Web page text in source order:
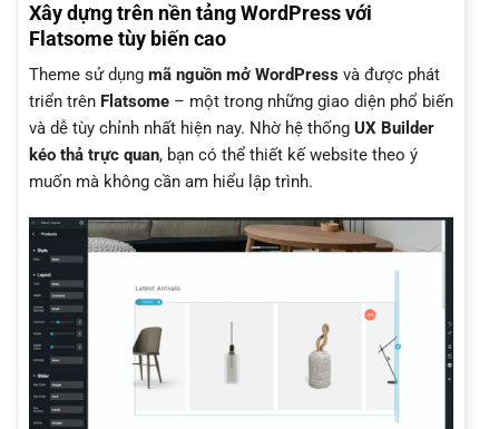
Xây dựng trên nền tảng WordPress với
Flatsome tùy biến cao
Theme sử dụng mã nguồn mở WordPress và được phát
triển trên Flatsome – một trong những giao diện phổ biến
và dễ tùy chỉnh nhất hiện nay. Nhờ hệ thống UX Builder
kéo thả trực quan, bạn có thể thiết kế website theo ý
muốn mà không cần am hiểu lập trình.